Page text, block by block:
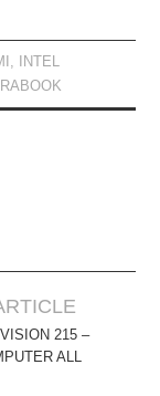
INTEL
215 –
ALL